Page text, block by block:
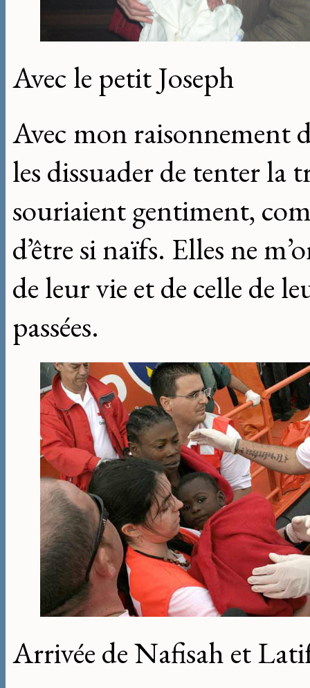
Avec le petit Joseph
Avec mon raisonnement
les dissuader de tenter la
souriaient gentiment,
d’être si naïfs. Elles ne
de leur vie et de celle de
passées.
Arrivée de Nafisah et